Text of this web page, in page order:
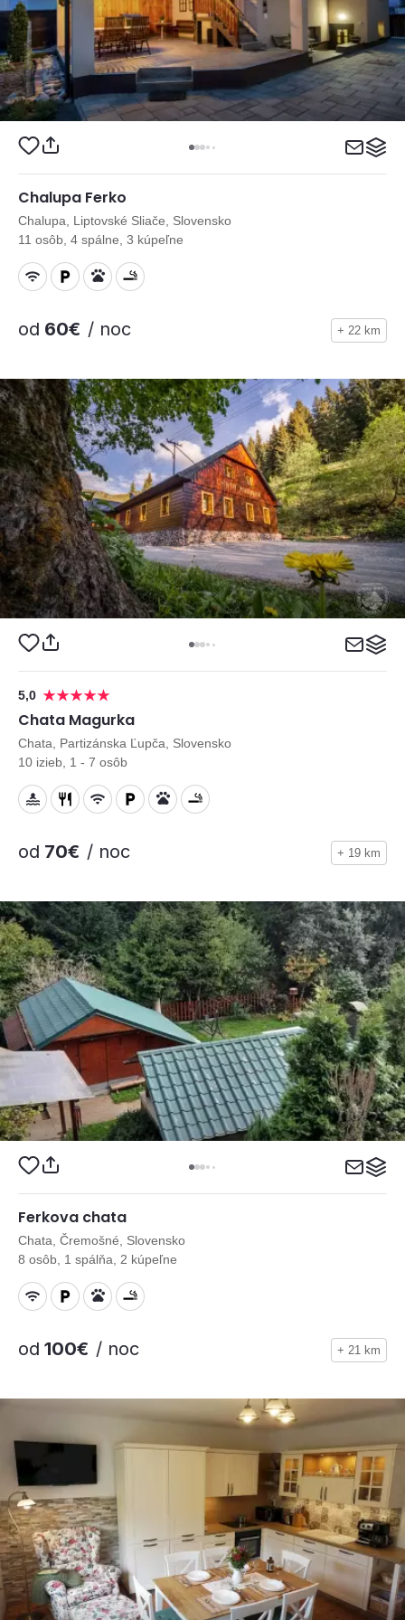
Chalupa Ferko
Chalupa, Liptovské Sliače, Slovensko
11 osôb, 4 spálne, 3 kúpeľne
od 60€ / noc + 22 km
5,0
Chata Magurka
Chata, Partizánska Ľupča, Slovensko
10 izieb, 1 - 7 osôb
od 70€ / noc + 19 km
Ferkova chata
Chata, Čremošné, Slovensko
8 osôb, 1 spálňa, 2 kúpeľne
od 100€ / noc + 21 km